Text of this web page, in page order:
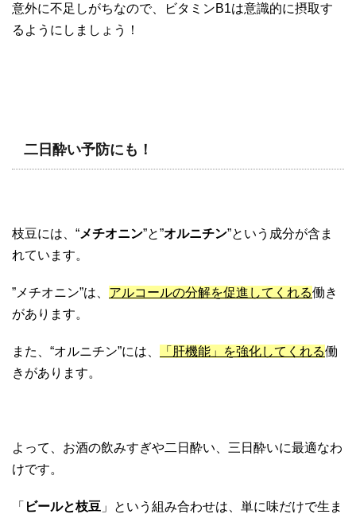
意外に不足しがちなので、ビタミンB1は意識的に摂取す
るようにしましょう！
二日酔い予防にも！
枝豆には、“メチオニン”と”オルニチン”という成分が含ま
れています。
”メチオニン”は、 アルコールの分解を促進してくれる働き
があります。
また、“オルニチン”には、 「肝機能」を強化してくれる働
きがあります。
よって、お酒の飲みすぎや二日酔い、三日酔いに最適なわ
けです。
「 ビールと枝豆 」という組み合わせは、単に味だけで生ま